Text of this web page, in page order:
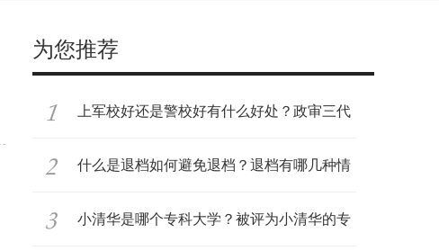
为您推荐
上军校好还是警校好有什么好处？政审三代
是
什么是退档如何避免退档？退档有哪几种情
况
小清华是哪个专科大学？被评为小清华的专